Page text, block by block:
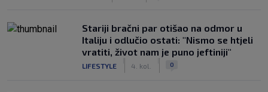
Stariji bračni par otišao na odmor u
Italiju i odlučio ostati: "Nismo se htjeli
vratiti, život nam je puno jeftiniji"
LIFESTYLE 4. kol. 0